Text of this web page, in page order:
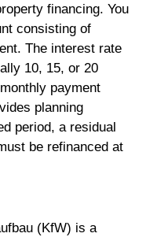
financing. You
consisting of
The interest rate
10, 15, or 20
payment
planning
period, a residual
be refinanced at
(KfW) is a